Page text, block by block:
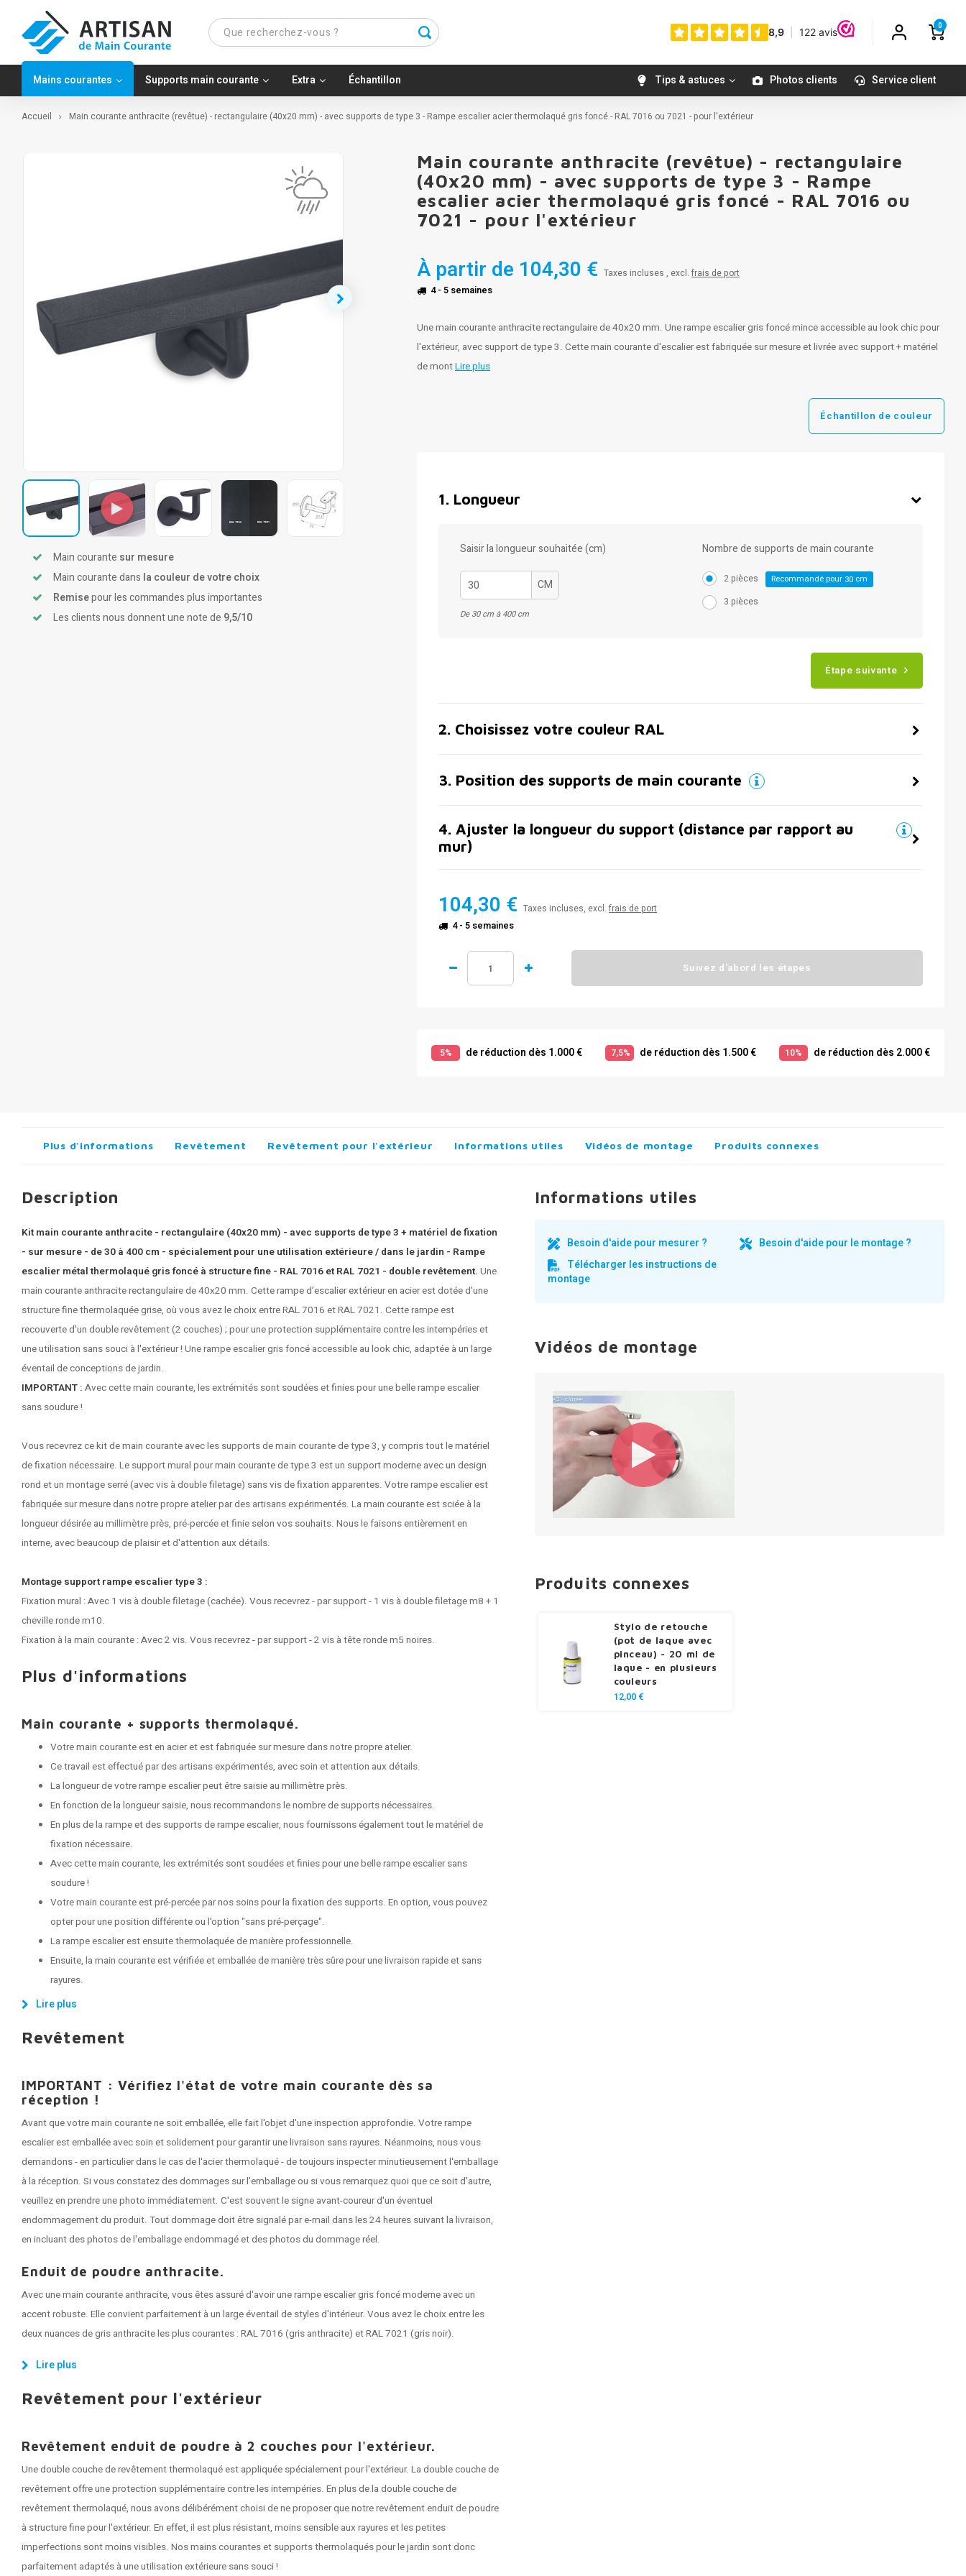
0
Mains courantes Supports main courante Extra Échantillon Tips & astuces Photos clients Service client
Accueil Main courante anthracite (revêtue) - rectangulaire (40x20 mm) - avec supports de type 3 - Rampe escalier acier thermolaqué gris foncé - RAL 7016 ou 7021 - pour l'extérieur
Main courante sur mesure
Main courante dans la couleur de votre choix
Remisepour les commandes plus importantes
Les clients nous donnent une note de 9,5/10
Main courante anthracite (revêtue) - rectangulaire
(40x20 mm) - avec supports de type 3 - Rampe
escalier acier thermolaqué gris foncé - RAL 7016 ou
7021 - pour l'extérieur
À partir de 104,30 € Taxes incluses , excl. frais de port
4 - 5 semaines
Une main courante anthracite rectangulaire de 40x20 mm. Une rampe escalier gris foncé mince accessible au look chic pour
l'extérieur, avec support de type 3. Cette main courante d'escalier est fabriquée sur mesure et livrée avec support + matériel
de montLire plus
Échantillon de couleur
1. Longueur
Saisir la longueur souhaitée (cm)
CM
De 30 cm à 400 cm
Nombre de supports de main courante
2 pièces Recommandé pour 30 cm
3 pièces
Étape suivante
2. Choisissez votre couleur RAL
3. Position des supports de main courante
4. Ajuster la longueur du support (distance par rapport au
mur)
104,30 € Taxes incluses, excl. frais de port
4 - 5 semaines
Suivez d'abord les étapes
5% de réduction dès 1.000 € 7,5% de réduction dès 1.500 € 10% de réduction dès 2.000 €
Plus d'informations Revêtement Revêtement pour l'extérieur Informations utiles Vidéos de montage Produits connexes
Description
Kit main courante anthracite - rectangulaire (40x20 mm) - avec supports de type 3 + matériel de fixation
- sur mesure - de 30 à 400 cm - spécialement pour une utilisation extérieure / dans le jardin - Rampe
escalier métal thermolaqué gris foncé à structure fine - RAL 7016 et RAL 7021 - double revêtement. Une
main courante anthracite rectangulaire de 40x20 mm. Cetterampe d’escalier extérieuren acier est dotée d'une
structure fine thermolaquée grise, où vous avez le choix entre RAL 7016 et RAL 7021. Cette rampe est
recouverte d'un double revêtement (2 couches) ; pour une protection supplémentaire contre les intempéries et
une utilisation sans souci à l'extérieur ! Une rampe escalier gris foncé accessible au look chic, adaptée à un large
éventail de conceptions de jardin.
IMPORTANT : Avec cette main courante, les extrémités sont soudées et finies pour une belle rampe escalier
sans soudure !
Vous recevrez ce kit de main courante avec les supports de main courante de type 3, y compris tout le matériel
de fixation nécessaire. Le support mural pour main courante de type 3 est un support moderne avec un design
rond et un montage serré (avec vis à double filetage) sans vis de fixation apparentes. Votre rampe escalier est
fabriquée sur mesure dans notre propre atelier par des artisans expérimentés. La main courante est sciée à la
longueur désirée au millimètre près, pré-percée et finie selon vos souhaits. Nous le faisons entièrement en
interne, avec beaucoup de plaisir et d'attention aux détails.
Montage support rampe escalier type 3 :
Fixation mural : Avec 1 vis à double filetage (cachée). Vous recevrez - par support - 1 vis à double filetage m8 + 1
cheville ronde m10.
Fixation à la main courante : Avec 2 vis. Vous recevrez - par support - 2 vis à tête ronde m5 noires.
Plus d'informations
Main courante + supports thermolaqué.
Votre main courante est en acier et est fabriquée sur mesure dans notre propre atelier.
Ce travail est effectué par des artisans expérimentés, avec soin et attention aux détails.
La longueur de votre rampe escalier peut être saisie au millimètre près.
En fonction de la longueur saisie, nous recommandons le nombre de supports nécessaires.
En plus de la rampe et des supports de rampe escalier, nous fournissons également tout le matériel de
fixation nécessaire.
Avec cette main courante, les extrémités sont soudées et finies pour une belle rampe escalier sans
soudure !
Votre main courante est pré-percée par nos soins pour la fixation des supports. En option, vous pouvez
opter pour une position différente ou l'option "sans pré-perçage".
La rampe escalier est ensuite thermolaquée de manière professionnelle.
Ensuite, la main courante est vérifiée et emballée de manière très sûre pour une livraison rapide et sans
rayures.
Lire plus
Revêtement
IMPORTANT : Vérifiez l'état de votre main courante dès sa
réception !
Avant que votre main courante ne soit emballée, elle fait l'objet d'une inspection approfondie. Votre rampe
escalier est emballée avec soin et solidement pour garantir une livraison sans rayures. Néanmoins, nous vous
demandons - en particulier dans le cas de l'acier thermolaqué - de toujours inspecter minutieusement l'emballage
à la réception. Si vous constatez des dommages sur l'emballage ou si vous remarquez quoi que ce soit d'autre,
veuillez en prendre une photo immédiatement. C'est souvent le signe avant-coureur d'un éventuel
endommagement du produit. Tout dommage doit être signalé par e-mail dans les 24 heures suivant la livraison,
en incluant des photos de l'emballage endommagé et des photos du dommage réel.
Enduit de poudre anthracite.
Avec une main courante anthracite, vous êtes assuré d'avoir une rampe escalier gris foncé moderne avec un
accent robuste. Elle convient parfaitement à un large éventail de styles d'intérieur. Vous avez le choix entre les
deux nuances de gris anthracite les plus courantes : RAL 7016 (gris anthracite) et RAL 7021 (gris noir).
Lire plus
Revêtement pour l'extérieur
Revêtement enduit de poudre à 2 couches pour l'extérieur.
Une double couche de revêtement thermolaqué est appliquée spécialement pour l'extérieur. La double couche de
revêtement offre une protection supplémentaire contre les intempéries. En plus de la double couche de
revêtement thermolaqué, nous avons délibérément choisi de ne proposer que notre revêtement enduit de poudre
à structure fine pour l'extérieur. En effet, il est plus résistant, moins sensible aux rayures et les petites
imperfections sont moins visibles. Nos mains courantes et supports thermolaqués pour le jardin sont donc
parfaitement adaptés à une utilisation extérieure sans souci !
Informations utiles
Besoin d'aide pour mesurer ?
Besoin d'aide pour le montage ?
Télécharger les instructions de
montage
Vidéos de montage
Produits connexes
Stylo de retouche
(pot de laque avec
pinceau) - 20 ml de
laque - en plusieurs
couleurs
12,00 €